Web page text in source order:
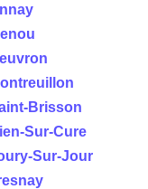
Brisson
Sur-Cure
Sur-Jour